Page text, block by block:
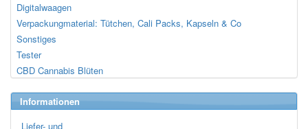
Digitalwaagen
Verpackungmaterial: Tütchen, Cali Packs, Kapseln & Co
Sonstiges
Tester
CBD Cannabis Blüten
Informationen
Liefer- und